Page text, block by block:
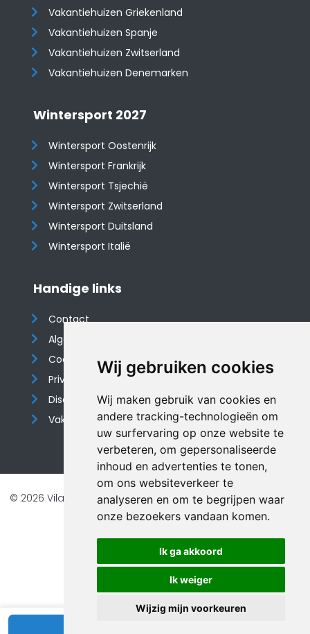
Wij gebruiken cookies
Wij maken gebruik van cookies en
andere tracking-technologieën om
uw surfervaring op onze website te
verbeteren, om gepersonaliseerde
inhoud en advertenties te tonen,
om ons websiteverkeer te
analyseren en om te begrijpen waar
onze bezoekers vandaan komen.
Ik ga akkoord
Ik weiger
Wijzig mijn voorkeuren
Vakantiehuizen Griekenland
Vakantiehuizen Spanje
​​​​​​​Vakantiehuizen Zwitserland
Vakantiehuizen Denemarken
Wintersport 2027
Wintersport Oostenrijk
Wintersport Frankrijk
Wintersport Tsjechië
Wintersport Zwitserland
Wintersport Duitsland
Wintersport Italië
Handige links
Contact
Algemene voorwaarden
Cookieverklaring
Privacyverklaring
Disclaimer
Vakantiehuis website
© 2026 Vilando Vakantiehuizen |Website door FalcoTravel
Veilig online betalen met